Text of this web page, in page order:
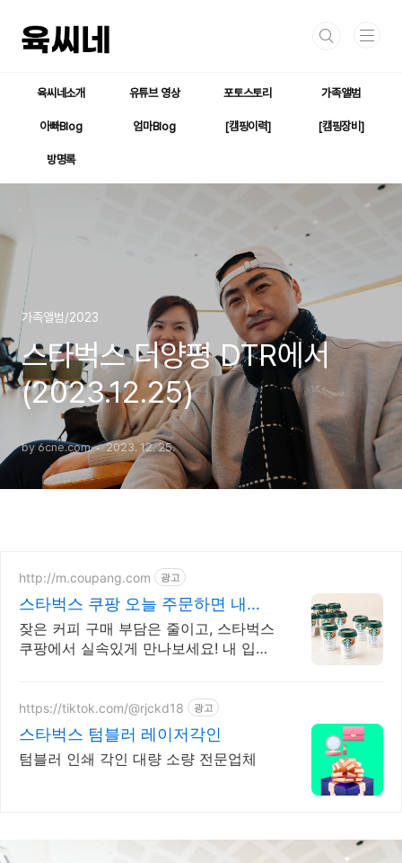
육씨네소개 유튜브 영상 포토스토리 가족앨범
아빠Blog 엄마Blog [캠핑이력] [캠핑장비]
방명록
가족앨범/2023
스타벅스 더양평 DTR에서
(2023.12.25)
by 6cne.com 2023. 12. 25.
http://m.coupang.com 광고
스타벅스 쿠팡 오늘 주문하면 내일
도착
잦은 커피 구매 부담은 줄이고, 스타벅스
쿠팡에서 실속있게 만나보세요! 내 입맛
https://tiktok.com/@rjckd18 광고
스타벅스 텀블러 레이저각인
텀블러 인쇄 각인 대량 소량 전문업체